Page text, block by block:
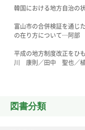
韓国における地方自治
富山市の合併検証を通じ
の在り方について…阿部
平成の地方制度改正を
川 康則／田中 聖也／
図書分類